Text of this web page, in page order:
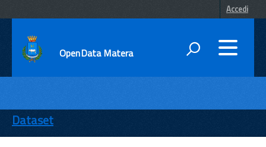
Accedi
OpenData Matera
ENTI
TEMI
Dataset